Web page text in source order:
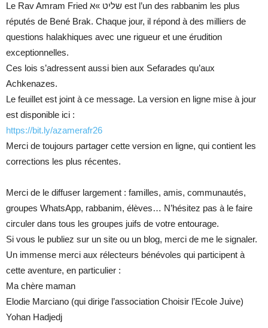
Le Rav Amram Fried שליט »א est l’un des rabbanim les plus
réputés de Bené Brak. Chaque jour, il répond à des milliers de
questions halakhiques avec une rigueur et une érudition
exceptionnelles.
Ces lois s’adressent aussi bien aux Sefarades qu’aux
Achkenazes.
Le feuillet est joint à ce message. La version en ligne mise à jour
est disponible ici :
https://bit.ly/azamerafr26
Merci de toujours partager cette version en ligne, qui contient les
corrections les plus récentes.
Merci de le diffuser largement : familles, amis, communautés,
groupes WhatsApp, rabbanim, élèves… N’hésitez pas à le faire
circuler dans tous les groupes juifs de votre entourage.
Si vous le publiez sur un site ou un blog, merci de me le signaler.
Un immense merci aux rélecteurs bénévoles qui participent à
cette aventure, en particulier :
Ma chère maman
Elodie Marciano (qui dirige l’association Choisir l’Ecole Juive)
Yohan Hadjedj